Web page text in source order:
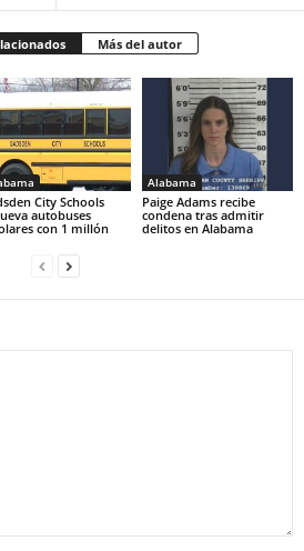
Más del autor
City Schools
autobuses
con 1 millón
Alabama
Paige Adams recibe
condena tras admitir
delitos en Alabama